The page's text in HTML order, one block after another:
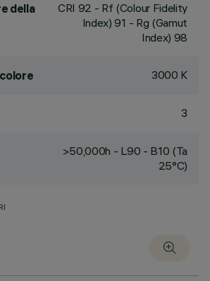
della
CRI 92 - Rf (Colour Fidelity
Index) 91 - Rg (Gamut
Index) 98
3000 K
3
>50,000h - L90 - B10 (Ta
25°C)